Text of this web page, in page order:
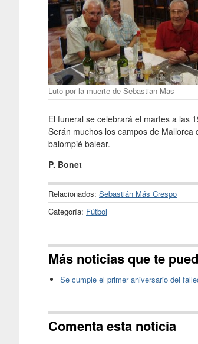
Luto por la muerte de Sebastian Mas
El funeral se celebrará el martes a las
Serán muchos los campos de
balompié balear.
P. Bonet
Relacionados: Sebastián Más Crespo
Categoría: Fútbol
Más noticias que te
Se cumple el primer aniversario del
Comenta esta noticia